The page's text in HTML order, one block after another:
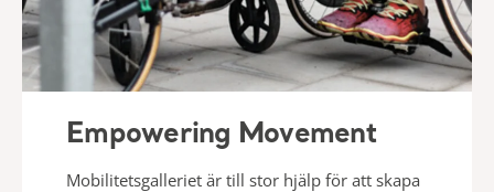
Empowering Movement
Mobilitetsgalleriet är till stor hjälp för att skapa